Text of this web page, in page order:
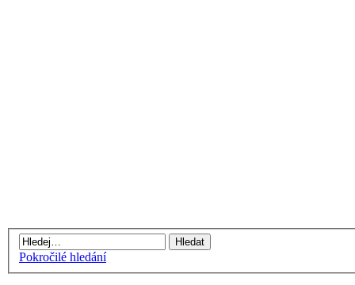
Pokročilé hledání